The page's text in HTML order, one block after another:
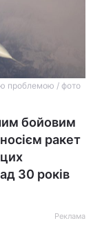
проблемою / фото
бойовим
ракет
30 років
Реклама